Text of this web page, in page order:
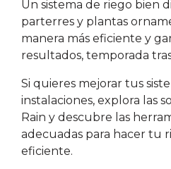
Un sistema de riego bien
parterres y plantas
manera más eficiente y
resultados, temporada
Si quieres mejorar tus
instalaciones, explora las
Rain y descubre las
adecuadas para hacer tu
eficiente.